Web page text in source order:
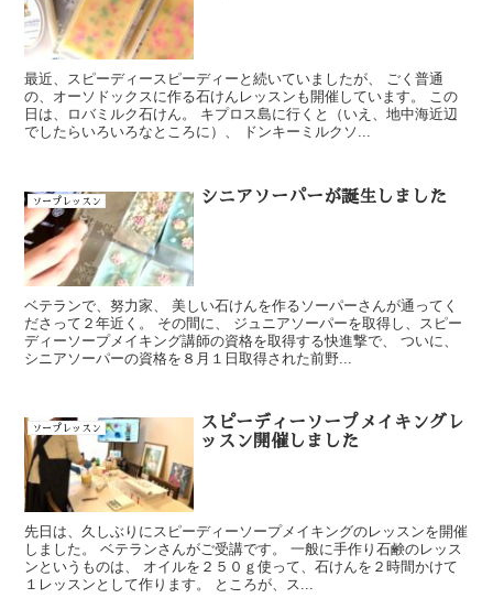
最近、スピーディースピーディーと続いていましたが、 ごく普通
の、オーソドックスに作る石けんレッスンも開催しています。 この
日は、ロバミルク石けん。 キプロス島に行くと（いえ、地中海近辺
でしたらいろいろなところに）、 ドンキーミルクソ...
ソープレッスン シニアソーパーが誕生しました
ベテランで、努力家、 美しい石けんを作るソーパーさんが通ってく
ださって２年近く。 その間に、 ジュニアソーパーを取得し、スピー
ディーソープメイキング講師の資格を取得する快進撃で、 ついに、
シニアソーパーの資格を８月１日取得された前野...
ソープレッスン
スピーディーソープメイキングレ
ッスン開催しました
先日は、久しぶりにスピーディーソープメイキングのレッスンを開催
しました。 ベテランさんがご受講です。 一般に手作り石鹸のレッス
ンというものは、 オイルを２５０ｇ使って、石けんを２時間かけて
１レッスンとして作ります。 ところが、ス...